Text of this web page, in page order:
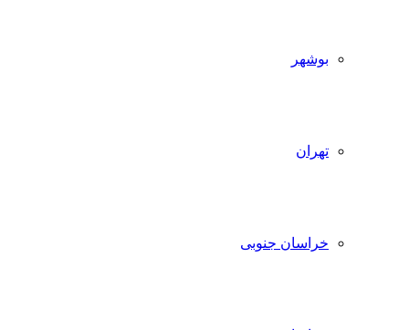
بوشهر
تهران
خراسان جنوبی